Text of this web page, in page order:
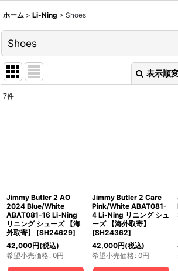
ホーム > Li-Ning > Shoes
Shoes
表示順
7件
Jimmy Butler 2 AO
2024 Blue/White
ABAT081-16 Li-Ning
リニング シューズ 【海
外取寄】
[SH24629]
42,000円(税込)
希望小売価格: 0円
Jimmy Butler 2 Care
Pink/White ABAT081-
4 Li-Ning リニング シュ
ーズ 【海外取寄】
[SH24362]
42,000円(税込)
希望小売価格: 0円